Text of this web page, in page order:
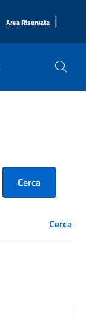
Area Riservata |
Cerca
Cerca